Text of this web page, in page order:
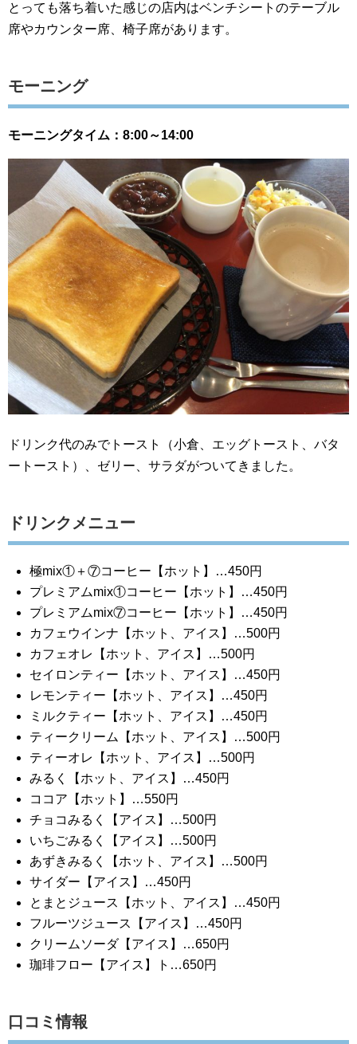
とっても落ち着いた感じの店内はベンチシートのテーブル
席やカウンター席、椅子席があります。
モーニング
モーニングタイム：8:00～14:00
ドリンク代のみでトースト（小倉、エッグトースト、バタ
ートースト）、ゼリー、サラダがついてきました。
ドリンクメニュー
極mix①＋⑦コーヒー【ホット】…450円
プレミアムmix①コーヒー【ホット】…450円
プレミアムmix⑦コーヒー【ホット】…450円
カフェウインナ【ホット、アイス】…500円
カフェオレ【ホット、アイス】…500円
セイロンティー【ホット、アイス】…450円
レモンティー【ホット、アイス】…450円
ミルクティー【ホット、アイス】…450円
ティークリーム【ホット、アイス】…500円
ティーオレ【ホット、アイス】…500円
みるく【ホット、アイス】…450円
ココア【ホット】…550円
チョコみるく【アイス】…500円
いちごみるく【アイス】…500円
あずきみるく【ホット、アイス】…500円
サイダー【アイス】…450円
とまとジュース【ホット、アイス】…450円
フルーツジュース【アイス】…450円
クリームソーダ【アイス】…650円
珈琲フロー【アイス】ト…650円
口コミ情報